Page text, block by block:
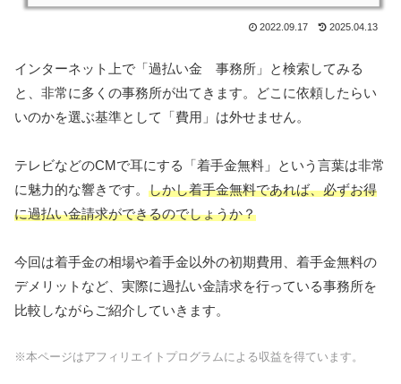
2022.09.17 2025.04.13
インターネット上で「過払い金 事務所」と検索してみる
と、非常に多くの事務所が出てきます。どこに依頼したらい
いのかを選ぶ基準として「費用」は外せません。
テレビなどのCMで耳にする「着手金無料」という言葉は非常
に魅力的な響きです。 しかし着手金無料であれば、必ずお得
に過払い金請求ができるのでしょうか？
今回は着手金の相場や着手金以外の初期費用、着手金無料の
デメリットなど、実際に過払い金請求を行っている事務所を
比較しながらご紹介していきます。
※本ページはアフィリエイトプログラムによる収益を得ています。